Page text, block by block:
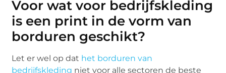
Voor wat voor bedrijfskleding
is een print in de vorm van
borduren geschikt?
Let er wel op dat het borduren van
bedrijfskleding niet voor alle sectoren de beste